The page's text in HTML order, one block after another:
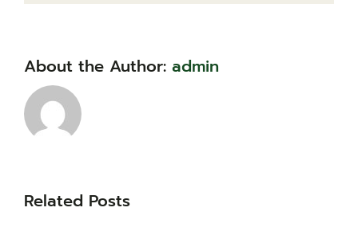
About the Author: admin
Related Posts